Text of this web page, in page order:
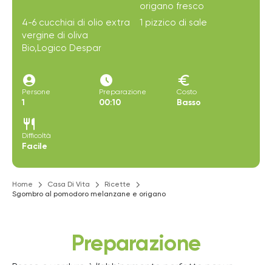
origano fresco
4-6 cucchiai di olio extra
vergine di oliva
Bio,Logico Despar
1 pizzico di sale
account_circle
Persone
1
access_time_filled
Preparazione
00:10
euro
Costo
Basso
restaurant
Difficoltà
Facile
Home Casa Di Vita
Ricette
Sgombro al pomodoro melanzane e origano
Preparazione